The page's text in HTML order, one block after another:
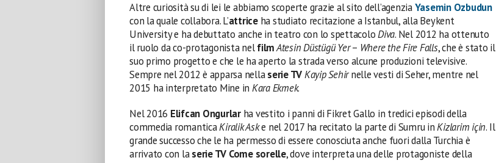
Altre curiosità su di lei le abbiamo scoperte grazie al sito dell’agenziaYasemin Ozbudun
con la quale collabora. L’attriceha studiato recitazione a Istanbul, alla Beykent
University e ha debuttato anche in teatro con lo spettacoloDiva. Nel 2012 ha ottenuto
il ruolo da co-protagonista nelfilmAtesin Düstügü Yer– Where the Fire Falls, che è stato il
suo primo progetto e che le ha aperto la strada verso alcune produzioni televisive.
Sempre nel 2012 è apparsa nellaserie TVKayip Sehirnelle vesti di Seher, mentre nel
2015 ha interpretato Mine in Kara Ekmek.
Nel 2016 Elifcan Ongurlarha vestito i panni di Fikret Gallo in tredici episodi della
commedia romanticaKiralik Aske nel 2017 ha recitato la parte di Sumru inKizlarim için. Il
grande successo che le ha permesso di essere conosciuta anche fuori dalla Turchia è
arrivato con laserie TV Come sorelle, dove interpreta una delle protagoniste della